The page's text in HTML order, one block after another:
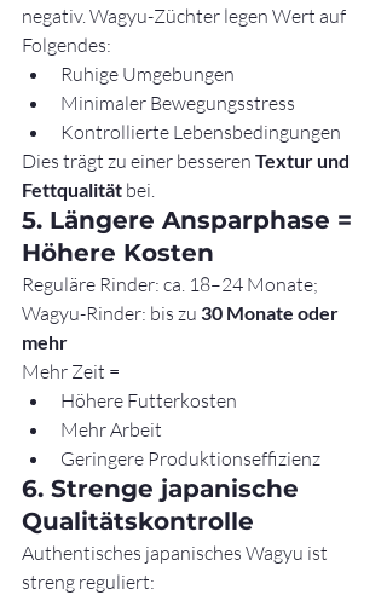
negativ. Wagyu-Züchter legen Wert auf
Folgendes:
Ruhige Umgebungen
Minimaler Bewegungsstress
Kontrollierte Lebensbedingungen
Dies trägt zu einer besseren Textur und
Fettqualität bei.
5. Längere Ansparphase =
Höhere Kosten
Reguläre Rinder: ca. 18–24 Monate;
Wagyu-Rinder: bis zu 30 Monate oder
mehr
Mehr Zeit =
Höhere Futterkosten
Mehr Arbeit
Geringere Produktionseffizienz
6. Strenge japanische
Qualitätskontrolle
Authentisches japanisches Wagyu ist
streng reguliert: